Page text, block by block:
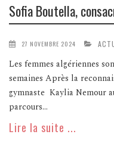
Sofia Boutella,
27 NOVEMBRE 2024
Les femmes algériennes
semaines Après la
gymnaste Kaylia Nemour
parcours...
Lire la suite ...